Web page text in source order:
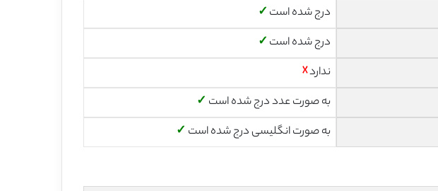
درج شده است ✓
درج شده است ✓
ندارد☓
به صورت عدد درج شده است ✓
به صورت انگلیسی درج شده است ✓